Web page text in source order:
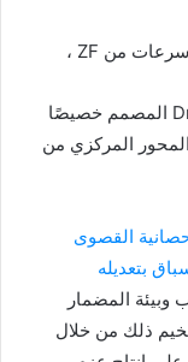
وتم استبدالها أيضًا الترس التفاضلي Drexler المصمم خصيصًا
المركزي من
القصوى
بتعديله
وبيئة المضمار
ذلك من خلال